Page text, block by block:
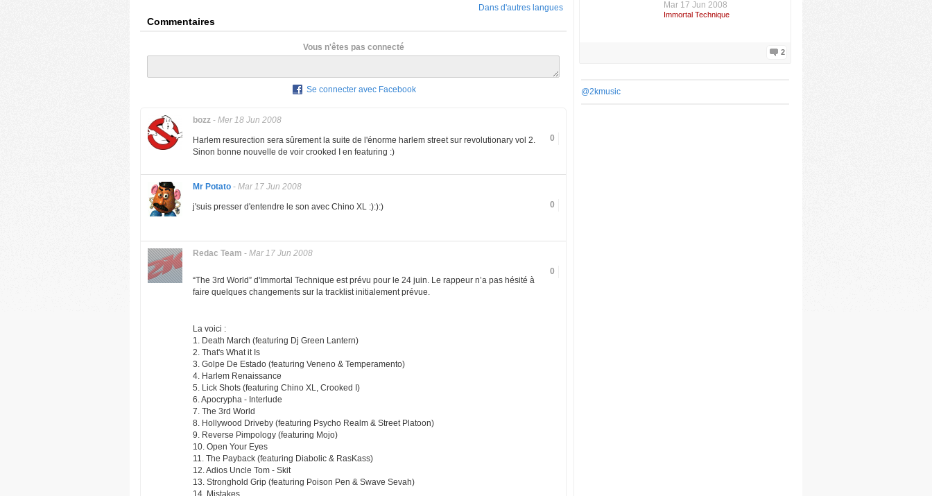
Dans d'autres langues
Commentaires
Vous n'êtes pas connecté
Se connecter avec Facebook
bozz - Mer 18 Jun 2008
0
Harlem resurection sera sûrement la suite de l'énorme harlem street sur revolutionary vol 2.
Sinon bonne nouvelle de voir crooked I en featuring :)
Mr Potato - Mar 17 Jun 2008
0
j'suis presser d'entendre le son avec Chino XL :):):)
Redac Team - Mar 17 Jun 2008
0
“The 3rd World” d'Immortal Technique est prévu pour le 24 juin. Le rappeur n’a pas hésité à
faire quelques changements sur la tracklist initialement prévue.
La voici :
1. Death March (featuring Dj Green Lantern)
2. That's What it Is
3. Golpe De Estado (featuring Veneno & Temperamento)
4. Harlem Renaissance
5. Lick Shots (featuring Chino XL, Crooked I)
6. Apocrypha - Interlude
7. The 3rd World
8. Hollywood Driveby (featuring Psycho Realm & Street Platoon)
9. Reverse Pimpology (featuring Mojo)
10. Open Your Eyes
11. The Payback (featuring Diabolic & RasKass)
12. Adios Uncle Tom - Skit
13. Stronghold Grip (featuring Poison Pen & Swave Sevah)
14. Mistakes
Mar 17 Jun 2008
Immortal Technique
2
@2kmusic